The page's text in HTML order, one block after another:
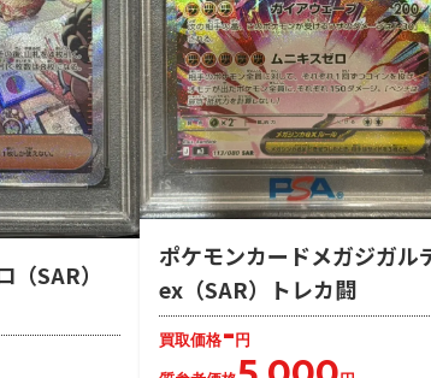
SAR）
ポケモンカードメガジガル
ex（SAR）トレカ闘
買取価格-円